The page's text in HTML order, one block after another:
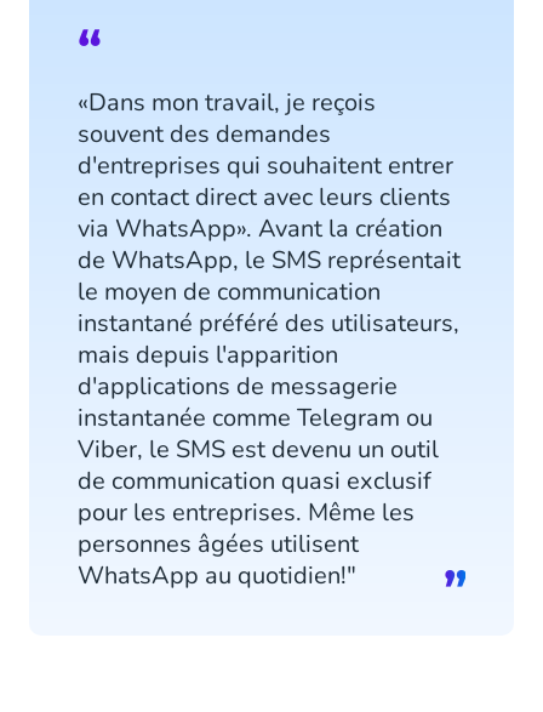
«Dans mon travail, je reçois
souvent des demandes
d'entreprises qui souhaitent entrer
en contact direct avec leurs clients
via WhatsApp». Avant la création
de WhatsApp, le SMS représentait
le moyen de communication
instantané préféré des utilisateurs,
mais depuis l'apparition
d'applications de messagerie
instantanée comme Telegram ou
Viber, le SMS est devenu un outil
de communication quasi exclusif
pour les entreprises. Même les
personnes âgées utilisent
WhatsApp au quotidien!"